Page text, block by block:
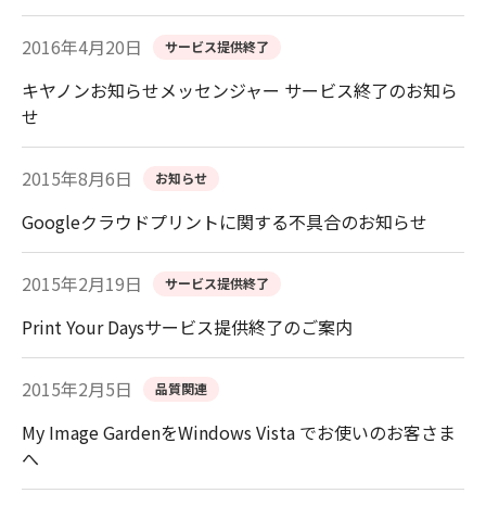
2016年4月20日 サービス提供終了
キヤノンお知らせメッセンジャー サービス終了のお知ら
せ
2015年8月6日 お知らせ
Googleクラウドプリントに関する不具合のお知らせ
2015年2月19日 サービス提供終了
Print Your Daysサービス提供終了のご案内
2015年2月5日 品質関連
My Image GardenをWindows Vista でお使いのお客さま
へ